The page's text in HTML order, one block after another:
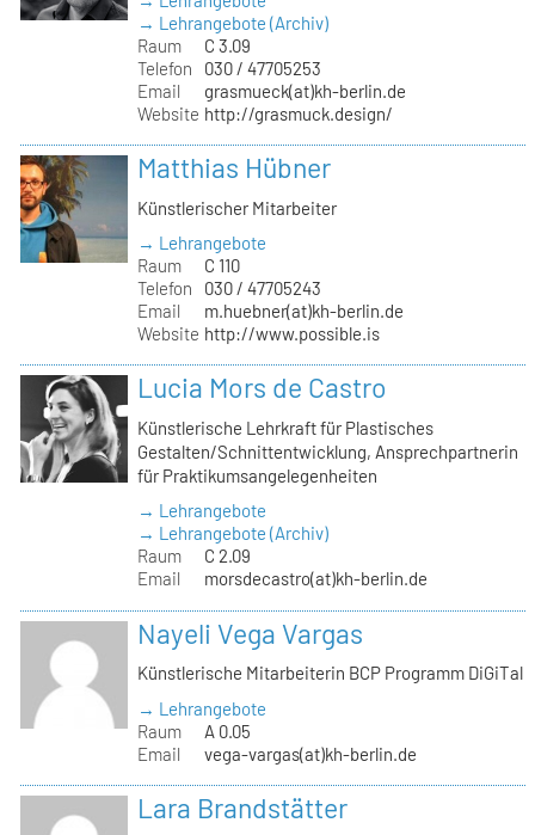
→ Lehrangebote (Archiv)
Raum
C 3.09
Telefon
030 / 47705253
Email
grasmueck(at)kh-berlin.de
Website http://grasmuck.design/
Matthias Hübner
Künstlerischer Mitarbeiter
→ Lehrangebote
Raum
C 110
Telefon
030 / 47705243
Email
m.huebner(at)kh-berlin.de
Website http://www.possible.is
Lucia Mors de Castro
Künstlerische Lehrkraft für Plastisches
Gestalten/Schnittentwicklung, Ansprechpartnerin
für Praktikumsangelegenheiten
→ Lehrangebote
→ Lehrangebote (Archiv)
Raum
C 2.09
Email
morsdecastro(at)kh-berlin.de
Nayeli Vega Vargas
Künstlerische Mitarbeiterin BCP Programm DiGiTal
→ Lehrangebote
Raum
A 0.05
Email
vega-vargas(at)kh-berlin.de
Lara Brandstätter